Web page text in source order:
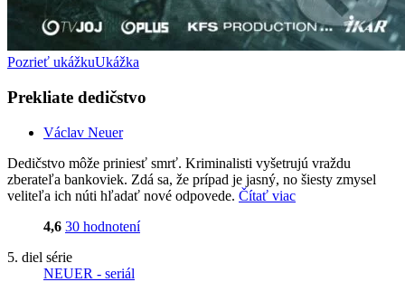
Pozrieť ukážkuUkážka
Prekliate dedičstvo
Václav Neuer
Dedičstvo môže priniesť smrť. Kriminalisti vyšetrujú vraždu
zberateľa bankoviek. Zdá sa, že prípad je jasný, no šiesty zmysel
veliteľa ich núti hľadať nové odpovede. Čítať viac
4,6 30 hodnotení
5. diel série
NEUER - seriál